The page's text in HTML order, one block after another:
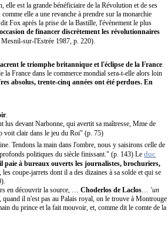
elle est la grande bénéficiaire de la Révolution et de ses
elle a une revanche à prendre sur la monarchie
Fox après la prise de la Bastille, l'évènement le plus
de financer discrètement les révolutionnaires
Mesnil-sur-l'Estrée 1987, p. 220).
le triomphe britannique et l'éclipse de la France
la France dans le commerce mondial sera-t-elle alors loin
absolus, trente-cinq années ont été perdues. En
lus devant Narbonne, qui avertit sa maîtresse, Mme de
voit clair dans le jeu du Roi" (p. 75)
Tendons la main dans l'ombre, nous y saisirons celle de
politiques du siècle finissant." (p. 143) Leduc
il paie à bureaux ouverts les journalistes, brochuriers,
, les coupe-jarrets dont il a des dizaines à sa solde et qui se
en découvrir la source, …Choderlos de Laclos
'un
, quand il n'est pas au Palais royal, on le trouve à Montrouge
du prince et la fait mouvoir, et, comme dit le comte de la